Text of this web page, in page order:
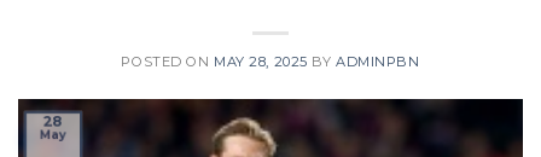
POSTED ON MAY 28, 2025 BYADMINPBN
28
May